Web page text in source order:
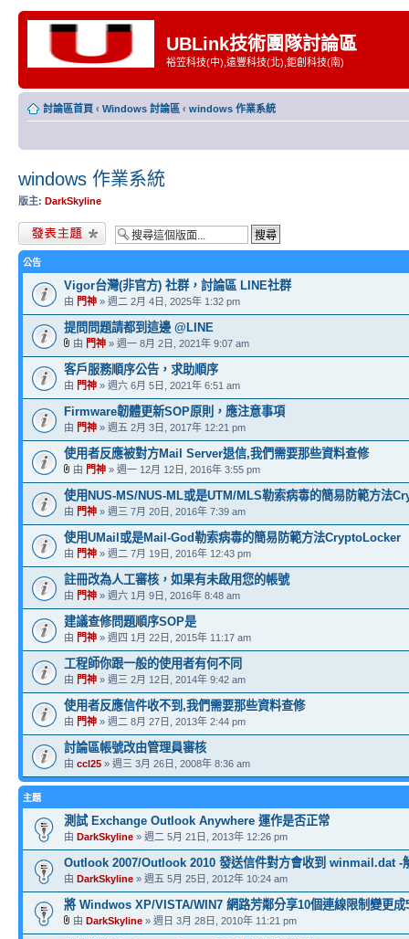
UBLink技術團隊討論區
裕笠科技(中),遠豐科技(北),鉅創科技(南)
討論區首頁 ‹ Windows 討論區 ‹ windows 作業系統
windows 作業系統
版主: DarkSkyline
發表新主題
公告
Vigor台灣(非官方) 社群，討論區 LINE社群
由 門神 » 週二 2月 4日, 2025年 1:32 pm
提問問題請都到這邊 @LINE
由 門神 » 週一 8月 2日, 2021年 9:07 am
客戶服務順序公告，求助順序
由 門神 » 週六 6月 5日, 2021年 6:51 am
Firmware韌體更新SOP原則，應注意事項
由 門神 » 週五 2月 3日, 2017年 12:21 pm
使用者反應被對方Mail Server退信,我們需要那些資料查修
由 門神 » 週一 12月 12日, 2016年 3:55 pm
使用NUS-MS/NUS-ML或是UTM/MLS勒索病毒的簡易防範方法
由 門神 » 週三 7月 20日, 2016年 7:39 am
使用UMail或是Mail-God勒索病毒的簡易防範方法CryptoLocker
由 門神 » 週二 7月 19日, 2016年 12:43 pm
註冊改為人工審核，如果有未啟用您的帳號
由 門神 » 週六 1月 9日, 2016年 8:48 am
建議查修問題順序SOP是
由 門神 » 週四 1月 22日, 2015年 11:17 am
工程師你跟一般的使用者有何不同
由 門神 » 週三 2月 12日, 2014年 9:42 am
使用者反應信件收不到,我們需要那些資料查修
由 門神 » 週二 8月 27日, 2013年 2:44 pm
討論區帳號改由管理員審核
由 ccl25 » 週三 3月 26日, 2008年 8:36 am
主題
測試 Exchange Outlook Anywhere 運作是否正常
由 DarkSkyline » 週二 5月 21日, 2013年 12:26 pm
Outlook 2007/Outlook 2010 發送信件對方會收到 winmail.dat -
由 DarkSkyline » 週五 5月 25日, 2012年 10:24 am
將 Windwos XP/VISTA/WIN7 網路芳鄰分享10個連線限制變更成
由 DarkSkyline » 週日 3月 28日, 2010年 11:21 pm